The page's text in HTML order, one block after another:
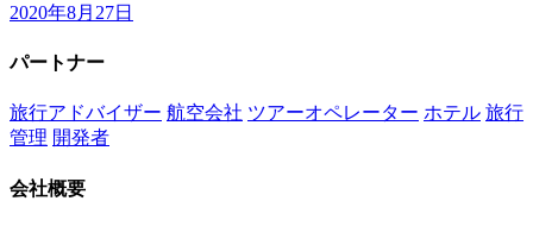
2020年8月27日
パートナー
旅行アドバイザー 航空会社 ツアーオペレーター ホテル 旅行
管理 開発者
会社概要